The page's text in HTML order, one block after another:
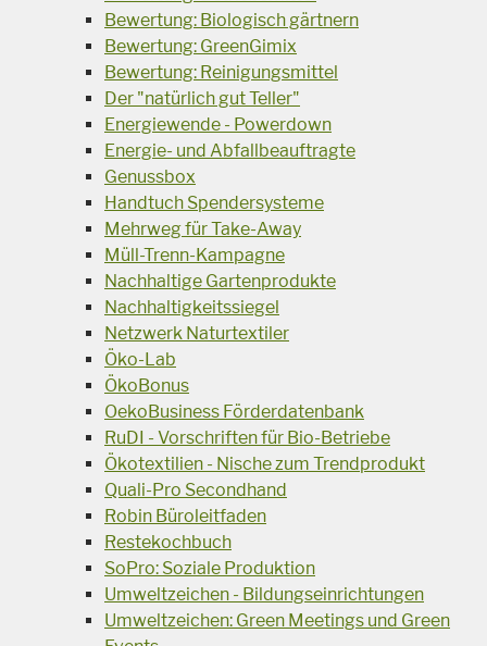
Bewertung: Biologisch gärtnern
Bewertung: GreenGimix
Bewertung: Reinigungsmittel
Der "natürlich gut Teller"
Energiewende - Powerdown
Energie- und Abfallbeauftragte
Genussbox
Handtuch Spendersysteme
Mehrweg für Take-Away
Müll-Trenn-Kampagne
Nachhaltige Gartenprodukte
Nachhaltigkeitssiegel
Netzwerk Naturtextiler
Öko-Lab
ÖkoBonus
OekoBusiness Förderdatenbank
RuDI - Vorschriften für Bio-Betriebe
Ökotextilien - Nische zum Trendprodukt
Quali-Pro Secondhand
Robin Büroleitfaden
Restekochbuch
SoPro: Soziale Produktion
Umweltzeichen - Bildungseinrichtungen
Umweltzeichen: Green Meetings und Green